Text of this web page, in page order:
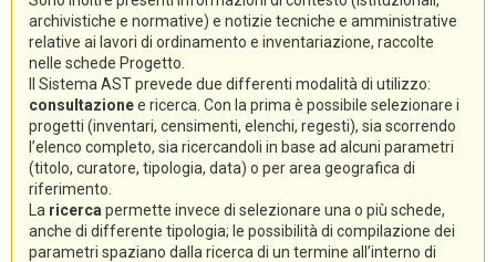
archivistiche e normative) e notizie tecniche e amministrative
relative ai lavori di ordinamento e inventariazione, raccolte
nelle schede Progetto.
Il Sistema AST prevede due differenti modalità di utilizzo:
consultazionee ricerca. Con la prima è possibile selezionare i
progetti (inventari, censimenti, elenchi, regesti), sia scorrendo
l’elenco completo, sia ricercandoli in base ad alcuni parametri
(titolo, curatore, tipologia, data) o per area geografica di
riferimento.
La ricerca permette invece di selezionare una o più schede,
anche di differente tipologia; le possibilità di compilazione dei
parametri spaziano dalla ricerca di un termine all’interno di